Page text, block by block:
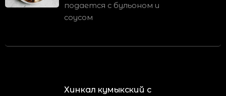
подается с бульоном и
соусом
Хинкал кумыкский с